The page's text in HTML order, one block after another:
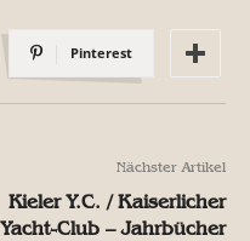
Pinterest
Nächster Artikel
Kieler Y.C. / Kaiserlicher
Yacht-Club – Jahrbücher